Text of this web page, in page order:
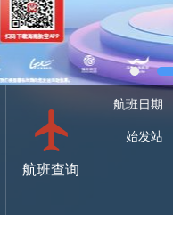
海航
货运
热线
0898-65368172
工作时间：
8:30-17:30（
航班查询
航班日期
始发站